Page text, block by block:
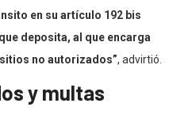
en su artículo 192 bis
deposita, al que encarga
no autorizados”, advirtió.
y multas